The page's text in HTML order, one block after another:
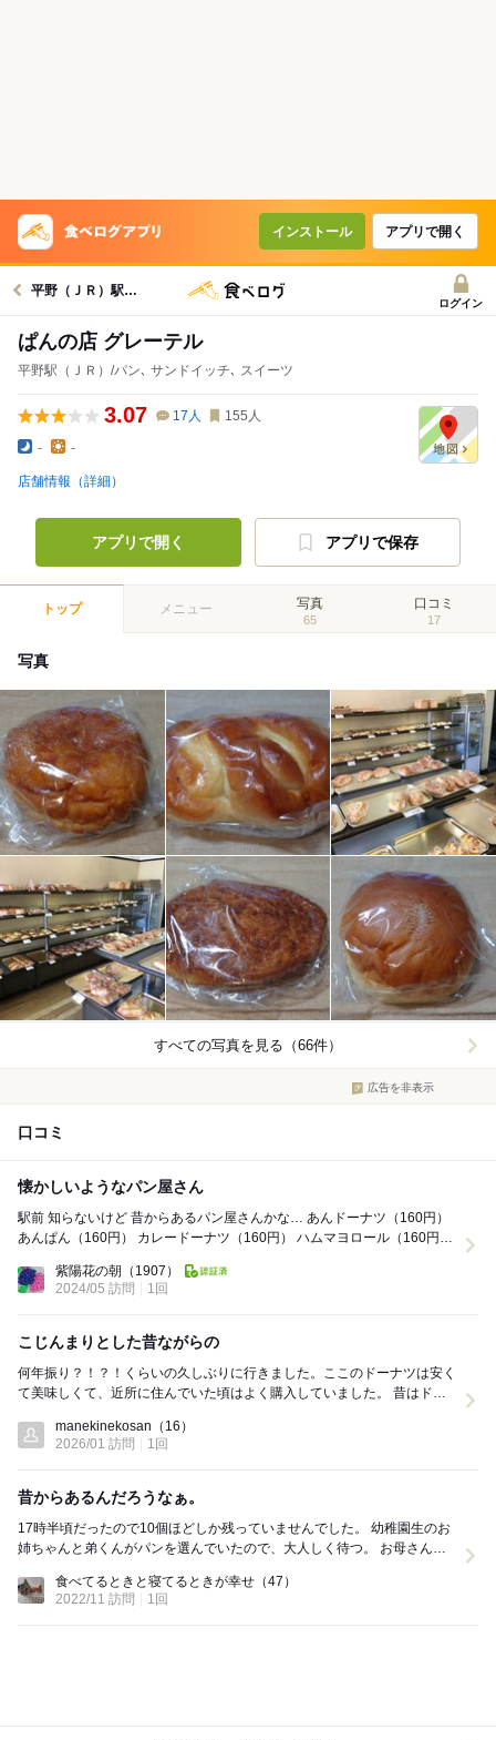
インストール アプリで開く
平野（ＪＲ）駅グルメへ
ログイン
ぱんの店 グレーテル
平野駅（ＪＲ）/パン､ サンドイッチ､ スイーツ
3.07 17 人 155 人
- -
店舗情報（詳細）
アプリで開く アプリで保存
トップ メニュー 写真
65
口コミ
17
写真
すべての写真を見る（66件）
広告を非表示
口コミ
懐かしいようなパン屋さん
駅前 知らないけど 昔からあるパン屋さんかな… あんドーナツ（160円）
あんぱん（160円） カレードーナツ（160円） ハムマヨロール（160円）
紫陽花の朝 （1907）
2024/05 訪問
1回
こじんまりとした昔ながらの
何年振り？！？！くらいの久しぶりに行きました。ここのドーナツは安く
て美味しくて、近所に住んでいた頃はよく購入していました。 昔はドー
manekinekosan （16）
2026/01 訪問
1回
昔からあるんだろうなぁ。
17時半頃だったので10個ほどしか残っていませんでした。 幼稚園生のお
姉ちゃんと弟くんがパンを選んでいたので、大人しく待つ。 お母さんに
食べてるときと寝てるときが幸せ （47）
2022/11 訪問
1回